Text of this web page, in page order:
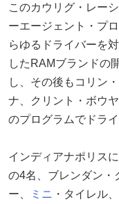
このカウリグ・レー
ーエージェント・プ
らゆるドライバーを
したRAMブランドの
し、その後もコリン
ナ、クリント・ボウ
のプログラムでドライ
インディアナポリス
の4名、ブレンダン・
ー、
ミニ ・タイレル